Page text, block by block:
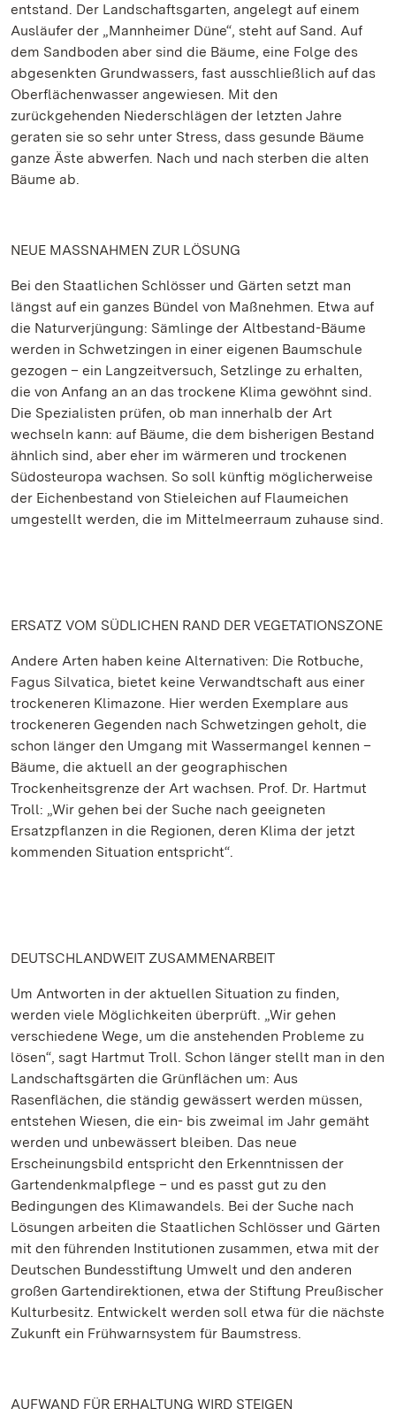
entstand. Der Landschaftsgarten, angelegt auf einem
Ausläufer der „Mannheimer Düne“, steht auf Sand. Auf
dem Sandboden aber sind die Bäume, eine Folge des
abgesenkten Grundwassers, fast ausschließlich auf das
Oberflächenwasser angewiesen. Mit den
zurückgehenden Niederschlägen der letzten Jahre
geraten sie so sehr unter Stress, dass gesunde Bäume
ganze Äste abwerfen. Nach und nach sterben die alten
Bäume ab.
NEUE MASSNAHMEN ZUR LÖSUNG
Bei den Staatlichen Schlösser und Gärten setzt man
längst auf ein ganzes Bündel von Maßnehmen. Etwa auf
die Naturverjüngung: Sämlinge der Altbestand-Bäume
werden in Schwetzingen in einer eigenen Baumschule
gezogen – ein Langzeitversuch, Setzlinge zu erhalten,
die von Anfang an an das trockene Klima gewöhnt sind.
Die Spezialisten prüfen, ob man innerhalb der Art
wechseln kann: auf Bäume, die dem bisherigen Bestand
ähnlich sind, aber eher im wärmeren und trockenen
Südosteuropa wachsen. So soll künftig möglicherweise
der Eichenbestand von Stieleichen auf Flaumeichen
umgestellt werden, die im Mittelmeerraum zuhause sind.
ERSATZ VOM SÜDLICHEN RAND DER VEGETATIONSZONE
Andere Arten haben keine Alternativen: Die Rotbuche,
Fagus Silvatica, bietet keine Verwandtschaft aus einer
trockeneren Klimazone. Hier werden Exemplare aus
trockeneren Gegenden nach Schwetzingen geholt, die
schon länger den Umgang mit Wassermangel kennen –
Bäume, die aktuell an der geographischen
Trockenheitsgrenze der Art wachsen. Prof. Dr. Hartmut
Troll: „Wir gehen bei der Suche nach geeigneten
Ersatzpflanzen in die Regionen, deren Klima der jetzt
kommenden Situation entspricht“.
DEUTSCHLANDWEIT ZUSAMMENARBEIT
Um Antworten in der aktuellen Situation zu finden,
werden viele Möglichkeiten überprüft. „Wir gehen
verschiedene Wege, um die anstehenden Probleme zu
lösen“, sagt Hartmut Troll. Schon länger stellt man in den
Landschaftsgärten die Grünflächen um: Aus
Rasenflächen, die ständig gewässert werden müssen,
entstehen Wiesen, die ein- bis zweimal im Jahr gemäht
werden und unbewässert bleiben. Das neue
Erscheinungsbild entspricht den Erkenntnissen der
Gartendenkmalpflege – und es passt gut zu den
Bedingungen des Klimawandels. Bei der Suche nach
Lösungen arbeiten die Staatlichen Schlösser und Gärten
mit den führenden Institutionen zusammen, etwa mit der
Deutschen Bundesstiftung Umwelt und den anderen
großen Gartendirektionen, etwa der Stiftung Preußischer
Kulturbesitz. Entwickelt werden soll etwa für die nächste
Zukunft ein Frühwarnsystem für Baumstress.
AUFWAND FÜR ERHALTUNG WIRD STEIGEN